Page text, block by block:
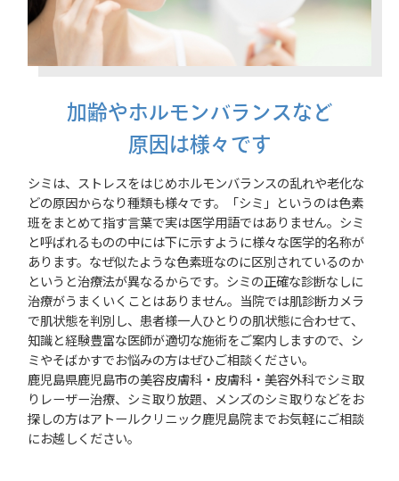
加齢やホルモンバランスなど
原因は様々です
シミは、ストレスをはじめホルモンバランスの乱れや老化な
どの原因からなり種類も様々です。「シミ」というのは色素
班をまとめて指す言葉で実は医学用語ではありません。シミ
と呼ばれるものの中には下に示すように様々な医学的名称が
あります。なぜ似たような色素班なのに区別されているのか
というと治療法が異なるからです。シミの正確な診断なしに
治療がうまくいくことはありません。当院では肌診断カメラ
で肌状態を判別し、患者様一人ひとりの肌状態に合わせて、
知識と経験豊富な医師が適切な施術をご案内しますので、シ
ミやそばかすでお悩みの方はぜひご相談ください。
鹿児島県鹿児島市の美容皮膚科・皮膚科・美容外科でシミ取
りレーザー治療、シミ取り放題、メンズのシミ取りなどをお
探しの方はアトールクリニック鹿児島院までお気軽にご相談
にお越しください。